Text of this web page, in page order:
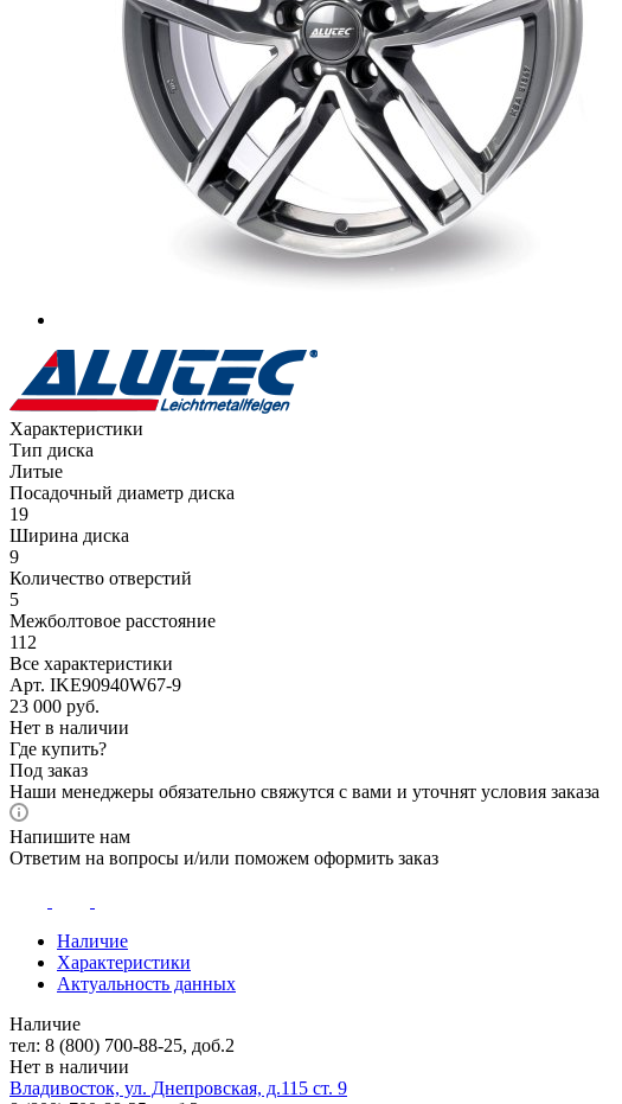
Характеристики
Тип диска
Литые
Посадочный диаметр диска
19
Ширина диска
9
Количество отверстий
5
Межболтовое расстояние
112
Все характеристики
Арт. IKE90940W67-9
23 000 руб.
Нет в наличии
Где купить?
Под заказ
Наши менеджеры обязательно свяжутся с вами и уточнят условия заказа
Напишите нам
Ответим на вопросы и/или поможем оформить заказ
Наличие
Характеристики
Актуальность данных
Наличие
тел: 8 (800) 700-88-25, доб.2
Нет в наличии
Владивосток, ул. Днепровская, д.115 ст. 9